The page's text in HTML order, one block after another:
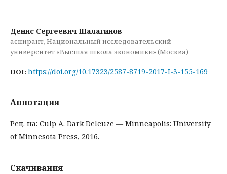
Денис Сергеевич Шалагинов
аспирант, Национальный исследовательский
университет «Высшая школа экономики» (Москва)
DOI: https://doi.org/10.17323/2587-8719-2017-I-3-155-169
Аннотация
Рец. на: Culp A. Dark Deleuze — Minneapolis: University
of Minnesota Press, 2016.
Скачивания